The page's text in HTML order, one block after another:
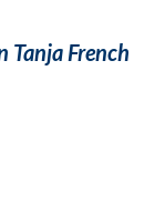
Tanja French